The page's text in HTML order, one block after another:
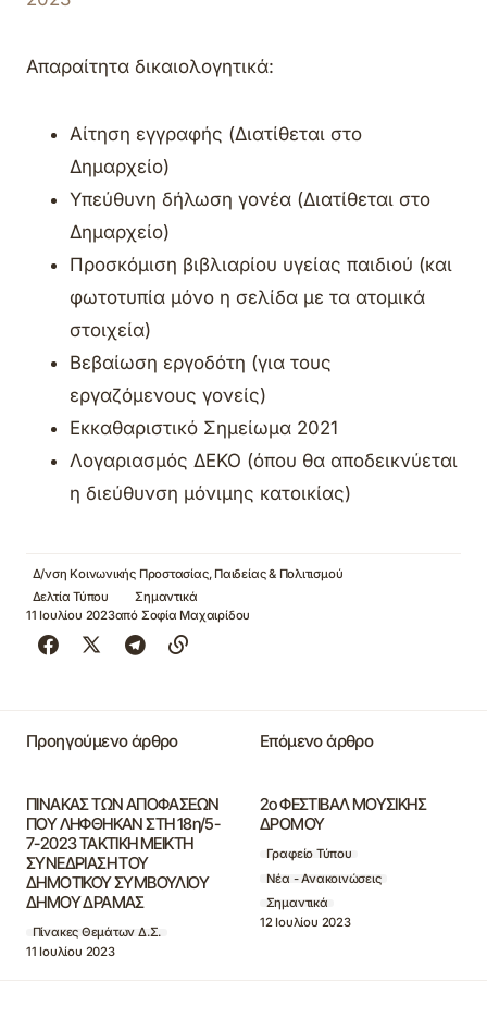
Απαραίτητα δικαιολογητικά:
Αίτηση εγγραφής (Διατίθεται στο
Δημαρχείο)
Υπεύθυνη δήλωση γονέα (Διατίθεται στο
Δημαρχείο)
Προσκόμιση βιβλιαρίου υγείας παιδιού (και
φωτοτυπία μόνο η σελίδα με τα ατομικά
στοιχεία)
Βεβαίωση εργοδότη (για τους
εργαζόμενους γονείς)
Εκκαθαριστικό Σημείωμα 2021
Λογαριασμός ΔΕΚΟ (όπου θα αποδεικνύεται
η διεύθυνση μόνιμης κατοικίας)
Δ/νση Κοινωνικής Προστασίας, Παιδείας & Πολιτισμού
Δελτία Τύπου
Σημαντικά
11 Ιουλίου 2023από Σοφία Μαχαιρίδου
Προηγούμενο άρθρο
ΠΙΝΑΚΑΣ ΤΩΝ ΑΠΟΦΑΣΕΩΝ
ΠΟΥ ΛΗΦΘΗΚΑΝ ΣΤΗ 18η/5-
7-2023 ΤΑΚΤΙΚΗ ΜΕΙΚΤΗ
ΣΥΝΕΔΡΙΑΣΗ ΤΟΥ
ΔΗΜΟΤΙΚΟΥ ΣΥΜΒΟΥΛΙΟΥ
ΔΗΜΟΥ ΔΡΑΜΑΣ
Πίνακες Θεμάτων Δ.Σ.
11 Ιουλίου 2023
Επόμενο άρθρο
2ο ΦΕΣΤΙΒΑΛ ΜΟΥΣΙΚΗΣ
ΔΡΟΜΟΥ
Γραφείο Τύπου
Νέα - Ανακοινώσεις
Σημαντικά
12 Ιουλίου 2023